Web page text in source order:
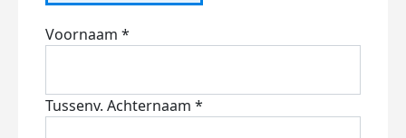
Voornaam *
Tussenv. Achternaam *